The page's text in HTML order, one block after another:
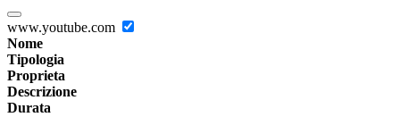
www.youtube.com
Nome
Tipologia
Proprieta
Descrizione
Durata